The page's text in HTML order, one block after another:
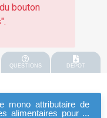
bouton
QUESTIONS DEPOT
mono attributaire de
alimentaires pour la